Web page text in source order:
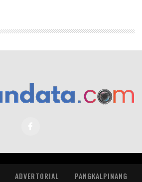
ADVERTORIAL PANGKALPINANG